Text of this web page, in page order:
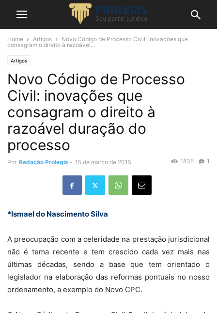
Home Artigos
Novo Código de Processo Civil: inovações que
consagram o direito à razoável...
Artigos
Novo Código de Processo
Civil: inovações que
consagram o direito à
razoável duração do
processo
Por Redação Prolegis - 15 de março de 2015 1
1835
*Ismael do Nascimento Silva
A preocupação com a celeridade na prestação jurisdicional
não é tema recente e tem crescido cada vez mais nas
últimas décadas, sendo a base que tem orientado o
legislador na elaboração das reformas pontuais no nosso
ordenamento, a exemplo do Novo CPC.